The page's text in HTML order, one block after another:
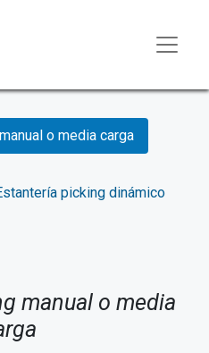
o media carga
picking dinámico
manual o media